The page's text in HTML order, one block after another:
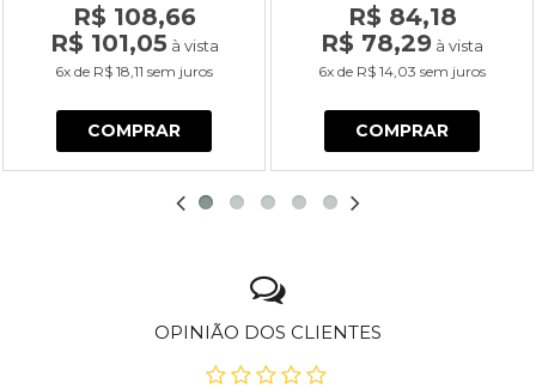
R$ 108,66
R$ 101,05 à vista
6x de R$ 18,11 sem juros
COMPRAR
R$ 84,18
R$ 78,29 à vista
6x de R$ 14,03 sem juros
COMPRAR
OPINIÃO DOS CLIENTES